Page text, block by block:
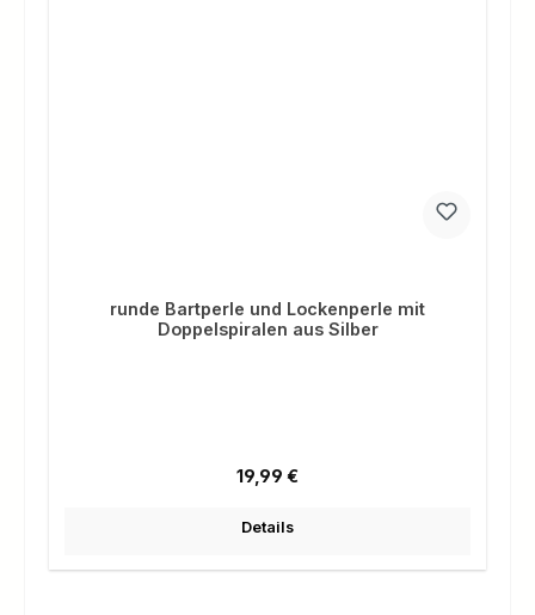
runde Bartperle und Lockenperle mit
Doppelspiralen aus Silber
Regulärer Preis:
19,99 €
Details